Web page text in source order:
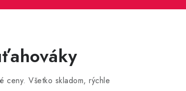
ceny. Všetko skladom, rýchle